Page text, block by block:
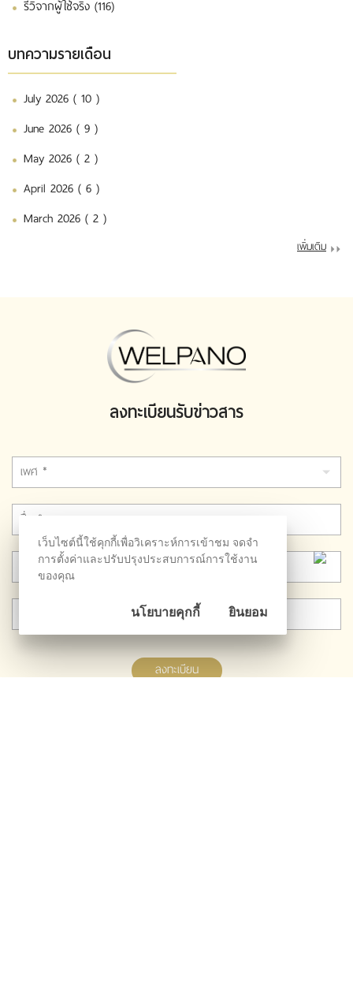
รีวิจากผู้ใช้จริง (116)
บทความรายเดือน
July 2026 ( 10 )
June 2026 ( 9 )
May 2026 ( 2 )
April 2026 ( 6 )
March 2026 ( 2 )
เพิ่มเติม
ลงทะเบียนรับข่าวสาร
ลงทะเบียน
เว็บไซต์นี้ใช้คุกกี้เพื่อวิเคราะห์การเข้าชม จดจำ
การตั้งค่าและปรับปรุงประสบการณ์การใช้งาน
ของคุณ
นโยบายคุกกี้ ยินยอม